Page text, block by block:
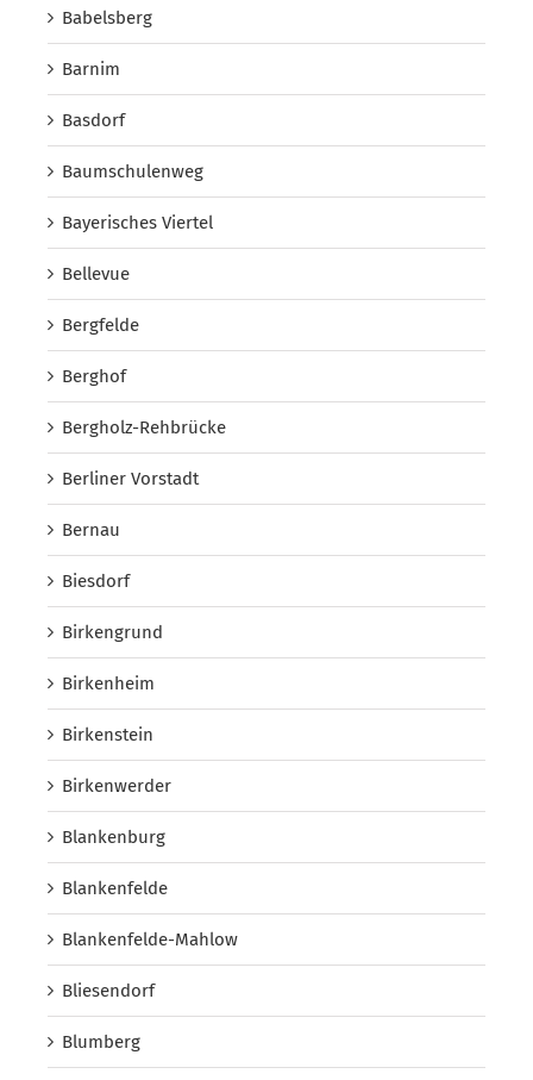
Babelsberg
Barnim
Basdorf
Baumschulenweg
Bayerisches Viertel
Bellevue
Bergfelde
Berghof
Bergholz-Rehbrücke
Berliner Vorstadt
Bernau
Biesdorf
Birkengrund
Birkenheim
Birkenstein
Birkenwerder
Blankenburg
Blankenfelde
Blankenfelde-Mahlow
Bliesendorf
Blumberg